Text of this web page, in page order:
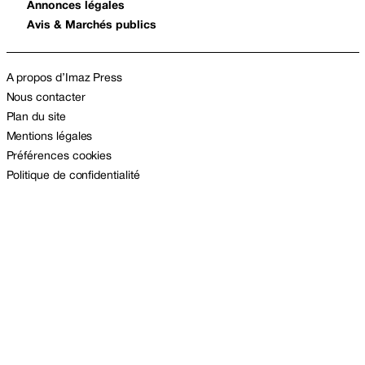
Annonces légales
Avis & Marchés publics
A propos d’Imaz Press
Nous contacter
Plan du site
Mentions légales
Préférences cookies
Politique de confidentialité